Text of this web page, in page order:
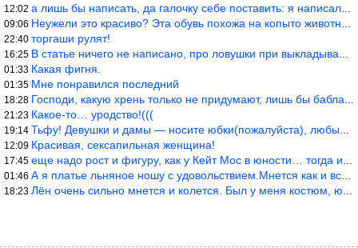
12:02 а лишь бы написать, да галочку себе поставить: я написала статью
09:06 Неужели это красиво? Эта обувь похожа на копыто животного, не хв
22:40 торгаши рулят!
16:25 В статье ничего не написано, про ловушки при выкладывании товара
01:33 Какая фигня.
01:35 Мне понравился последний
18:28 Господи, какую хрень только не придумают, лишь бы бабла срубить!
21:23 Какое-то… уродство!(((
19:14 Тьфу! Девушки и дамы — носите юбки(пожалуйста), любые штаны на ж
12:09 Красивая, сексапильная женщина!
17:45 еще надо рост и фигуру, как у Кейт Мос в юности… тогда и стиль т
01:46 А я платье льняное ношу с удовольствием.Мнется как и все. Но это
18:23 Лён очень сильно мнется и колется. Был у меня костюм, юбка и жак